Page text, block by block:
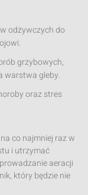
odżywczych do
grzybowych,
warstwa gleby.
oraz stres
co najmniej raz w
i utrzymać
aeracji
który będzie nie